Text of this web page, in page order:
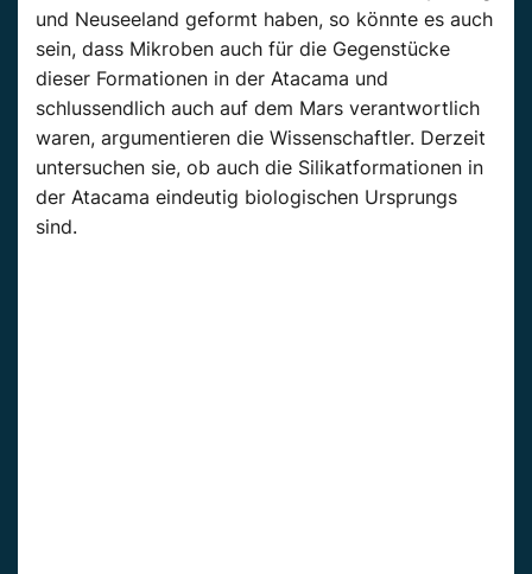
und Neuseeland geformt haben, so könnte es auch
sein, dass Mikroben auch für die Gegenstücke
dieser Formationen in der Atacama und
schlussendlich auch auf dem Mars verantwortlich
waren, argumentieren die Wissenschaftler. Derzeit
untersuchen sie, ob auch die Silikatformationen in
der Atacama eindeutig biologischen Ursprungs
sind.